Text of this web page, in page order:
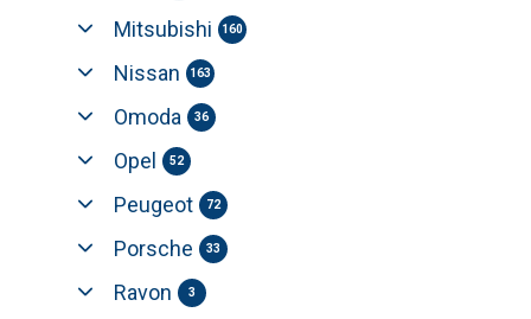
Mitsubishi 160
Nissan 163
Omoda 36
Opel 52
Peugeot 72
Porsche 33
Ravon 3